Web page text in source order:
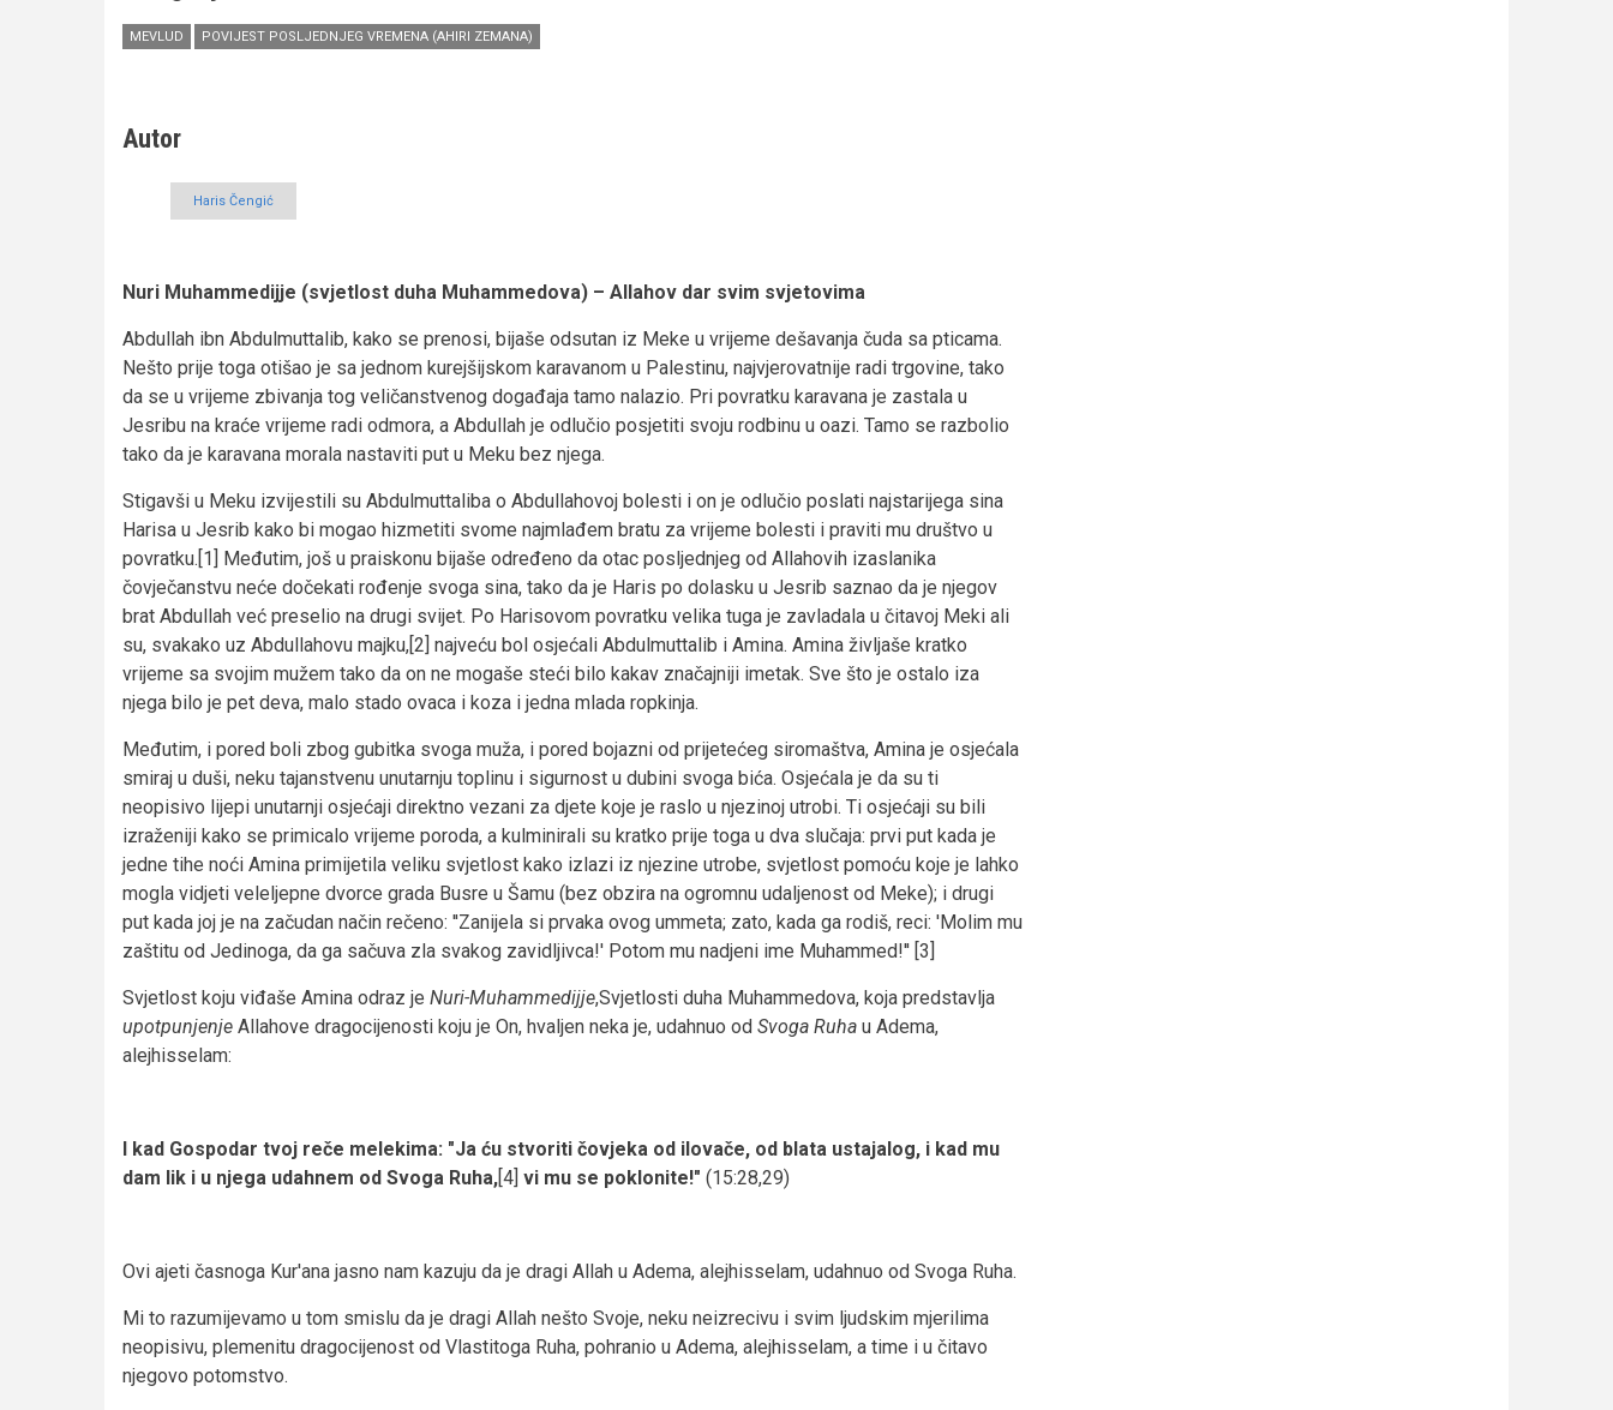
MEVLUD POVIJEST POSLJEDNJEG VREMENA (AHIRI ZEMANA)
Autor
Haris Čengić
Nuri Muhammedijje (svjetlost duha Muhammedova) – Allahov dar svim svjetovima
Abdullah ibn Abdulmuttalib, kako se prenosi, bijaše odsutan iz Meke u vrijeme dešavanja čuda sa pticama.
Nešto prije toga otišao je sa jednom kurejšijskom karavanom u Palestinu, najvjerovatnije radi trgovine, tako
da se u vrijeme zbivanja tog veličanstvenog događaja tamo nalazio. Pri povratku karavana je zastala u
Jesribu na kraće vrijeme radi odmora, a Abdullah je odlučio posjetiti svoju rodbinu u oazi. Tamo se razbolio
tako da je karavana morala nastaviti put u Meku bez njega.
Stigavši u Meku izvijestili su Abdulmuttaliba o Abdullahovoj bolesti i on je odlučio poslati najstarijega sina
Harisa u Jesrib kako bi mogao hizmetiti svome najmlađem bratu za vrijeme bolesti i praviti mu društvo u
povratku.[1] Međutim, još u praiskonu bijaše određeno da otac posljednjeg od Allahovih izaslanika
čovječanstvu neće dočekati rođenje svoga sina, tako da je Haris po dolasku u Jesrib saznao da je njegov
brat Abdullah već preselio na drugi svijet. Po Harisovom povratku velika tuga je zavladala u čitavoj Meki ali
su, svakako uz Abdullahovu majku,[2] najveću bol osjećali Abdulmuttalib i Amina. Amina življaše kratko
vrijeme sa svojim mužem tako da on ne mogaše steći bilo kakav značajniji imetak. Sve što je ostalo iza
njega bilo je pet deva, malo stado ovaca i koza i jedna mlada ropkinja.
Međutim, i pored boli zbog gubitka svoga muža, i pored bojazni od prijetećeg siromaštva, Amina je osjećala
smiraj u duši, neku tajanstvenu unutarnju toplinu i sigurnost u dubini svoga bića. Osjećala je da su ti
neopisivo lijepi unutarnji osjećaji direktno vezani za djete koje je raslo u njezinoj utrobi. Ti osjećaji su bili
izraženiji kako se primicalo vrijeme poroda, a kulminirali su kratko prije toga u dva slučaja: prvi put kada je
jedne tihe noći Amina primijetila veliku svjetlost kako izlazi iz njezine utrobe, svjetlost pomoću koje je lahko
mogla vidjeti veleljepne dvorce grada Busre u Šamu (bez obzira na ogromnu udaljenost od Meke); i drugi
put kada joj je na začudan način rečeno: ''Zanijela si prvaka ovog ummeta; zato, kada ga rodiš, reci: 'Molim mu
zaštitu od Jedinoga, da ga sačuva zla svakog zavidljivca!' Potom mu nadjeni ime Muhammed!'' [3]
Svjetlost koju viđaše Amina odraz je Nuri-Muhammedijje,Svjetlosti duha Muhammedova, koja predstavlja
upotpunjenje Allahove dragocijenosti koju je On, hvaljen neka je, udahnuo od Svoga Ruha u Adema,
alejhisselam:
I kad Gospodar tvoj reče melekima: "Ja ću stvoriti čovjeka od ilovače, od blata ustajalog, i kad mu
dam lik i u njega udahnem od Svoga Ruha,[4] vi mu se poklonite!" (15:28,29)
Ovi ajeti časnoga Kur'ana jasno nam kazuju da je dragi Allah u Adema, alejhisselam, udahnuo od Svoga Ruha.
Mi to razumijevamo u tom smislu da je dragi Allah nešto Svoje, neku neizrecivu i svim ljudskim mjerilima
neopisivu, plemenitu dragocijenost od Vlastitoga Ruha, pohranio u Adema, alejhisselam, a time i u čitavo
njegovo potomstvo.